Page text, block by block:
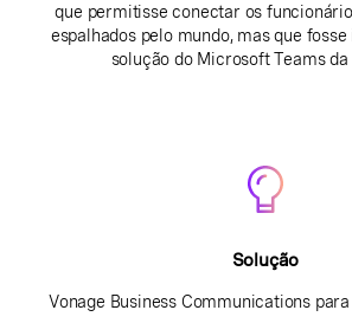
que permitisse conectar os
espalhados pelo mundo, mas que fosse
solução do Microsoft Teams
Solução
Vonage Business Communications